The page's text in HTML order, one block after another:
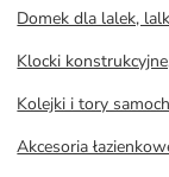
Domek dla lalek,
Klocki
Kolejki i tory
Akcesoria